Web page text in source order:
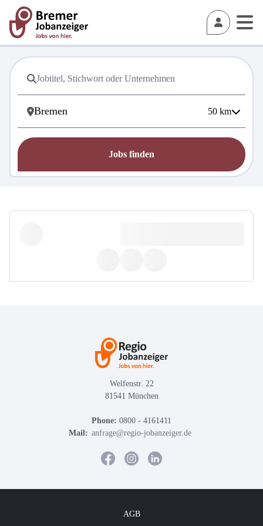
50 km
Jobs finden
Welfenstr. 22
81541 München
Phone: 0800 - 4161411
Mail: anfrage@regio-jobanzeiger.de
AGB